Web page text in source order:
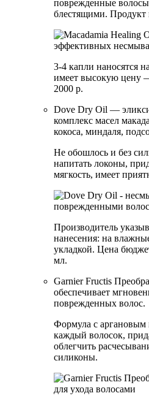
поврежденные
блестящими.
3-4 капли наносятся
имеет высокую цену
2000 р.
Dove Dry Oil —
комплекс масел
кокоса, миндаля,
Не обошлось и без
напитать локоны,
мягкость, имеет
Производитель
нанесения: на
укладкой. Цена
мл.
Garnier Fructis
обеспечивает
поврежденных волос.
Формула с аргановым
каждый волосок,
облегчить
силиконы.